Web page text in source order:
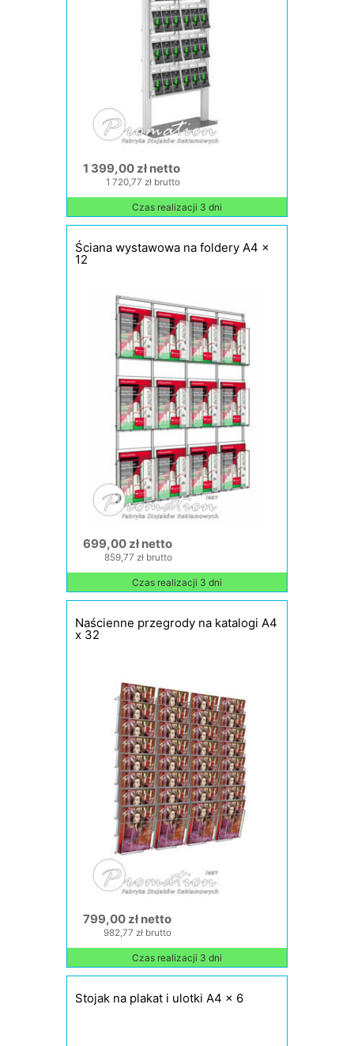
1 399,00 zł netto
1 720,77 zł brutto
Czas realizacji 3 dni
Ściana wystawowa na foldery A4 x
12
699,00 zł netto
859,77 zł brutto
Czas realizacji 3 dni
Naścienne przegrody na katalogi A4
x 32
799,00 zł netto
982,77 zł brutto
Czas realizacji 3 dni
Stojak na plakat i ulotki A4 x 6